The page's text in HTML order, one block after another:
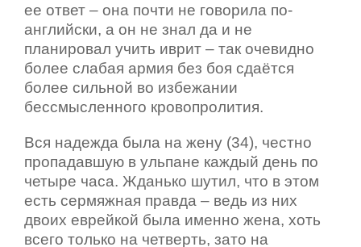
ее ответ – она почти не говорила по-
английски, а он не знал да и не
планировал учить иврит – так очевидно
более слабая армия без боя сдаётся
более сильной во избежании
бессмысленного кровопролития.
Вся надежда была на жену (34), честно
пропадавшую в ульпане каждый день по
четыре часа. Жданько шутил, что в этом
есть сермяжная правда – ведь из них
двоих еврейкой была именно жена, хоть
всего только на четверть, зато на